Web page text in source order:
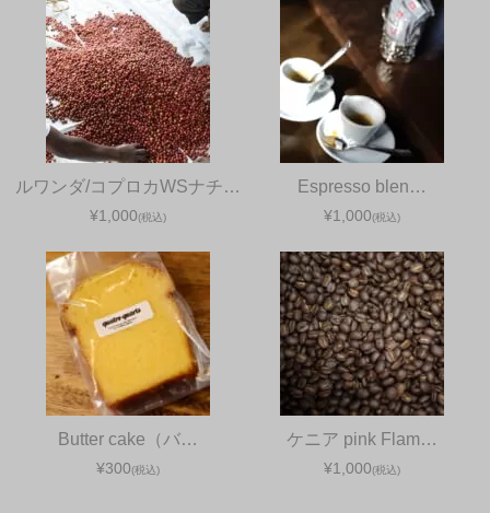
ルワンダ/コプロカWSナチ…
¥1,000(税込)
Espresso blen…
¥1,000(税込)
Butter cake（バ…
¥300(税込)
ケニア pink Flam…
¥1,000(税込)